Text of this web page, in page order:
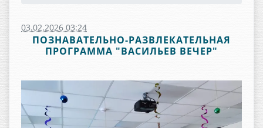
03.02.2026 03:24
ПОЗНАВАТЕЛЬНО-РАЗВЛЕКАТЕЛЬНАЯ
ПРОГРАММА "ВАСИЛЬЕВ ВЕЧЕР"